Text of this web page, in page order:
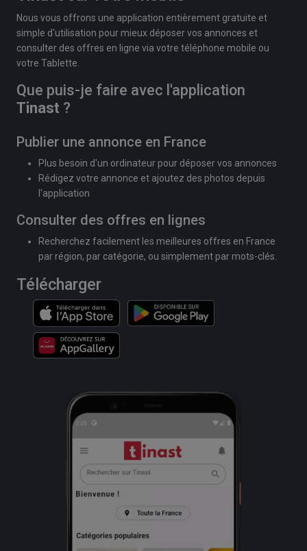
Nous vous offrons une application entièrement gratuite et
simple d'utilisation pour mieux déposer vos annonces et
consulter des offres en ligne via votre téléphone mobile ou
votre Tablette.
Que puis-je faire avec l'application
Tinast ?
Publier une annonce en France
Plus besoin d'un ordinateur pour déposer vos annonces
Rédigez votre annonce et ajoutez des photos depuis
l'application
Consulter des offres en lignes
Recherchez facilement les meilleures offres en France
par région, par catégorie, ou simplement par mots-clés.
Télécharger